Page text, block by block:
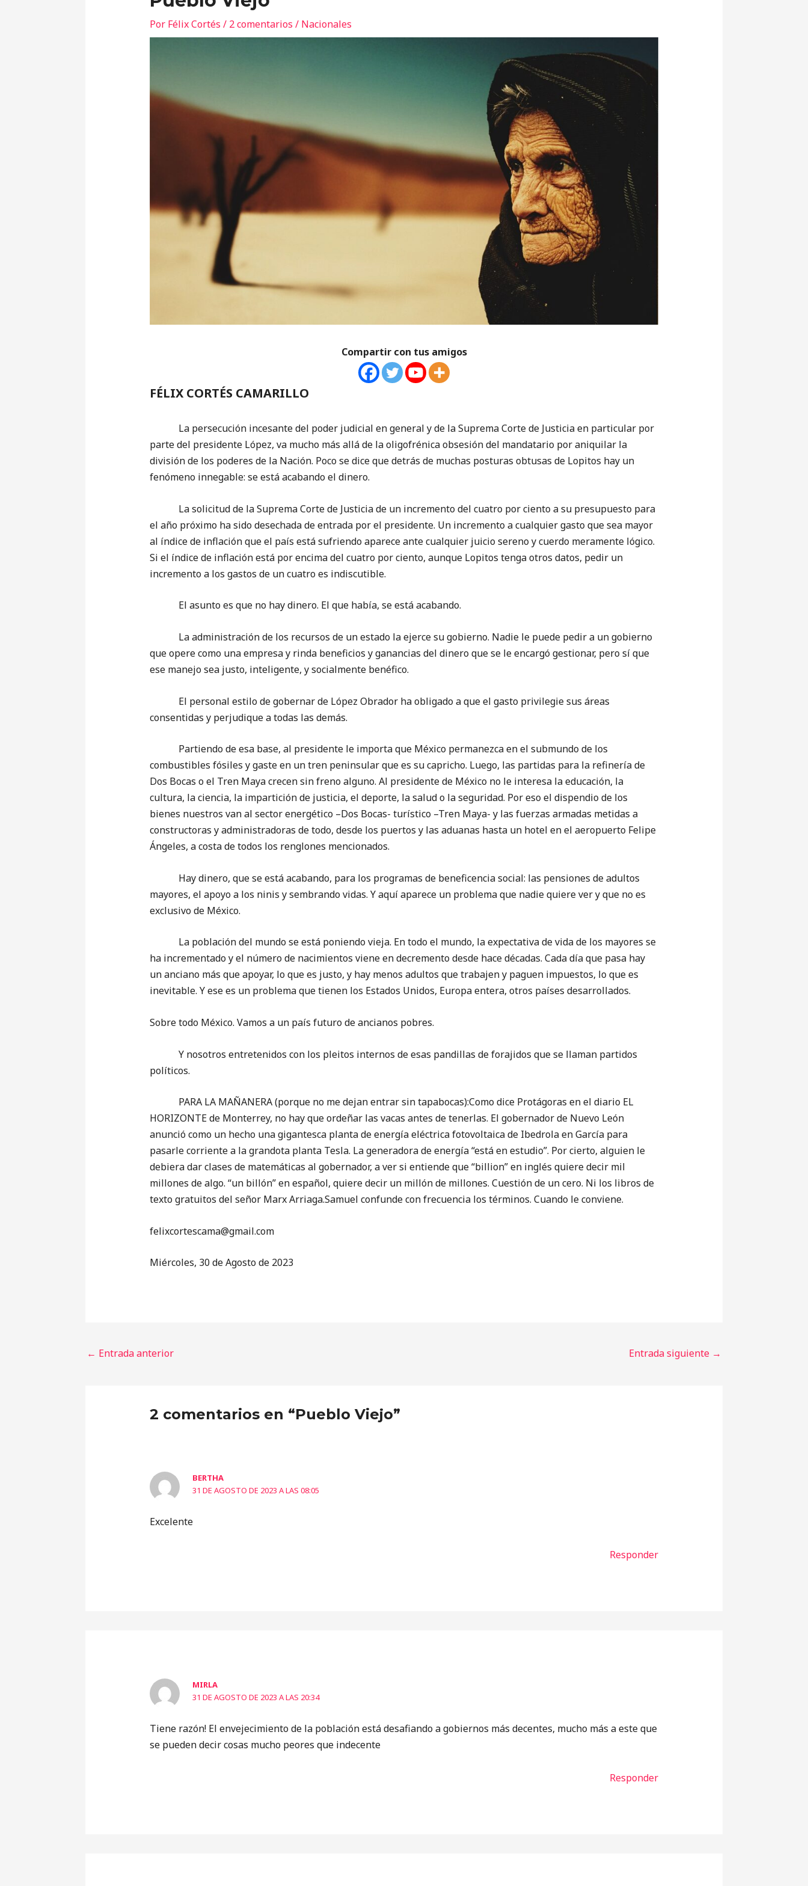
Por Félix Cortés / 2 comentarios / Nacionales
Compartir con tus amigos
FÉLIX CORTÉS CAMARILLO
La persecución incesante del poder judicial en general y de la Suprema Corte de Justicia en particular por
parte del presidente López, va mucho más allá de la oligofrénica obsesión del mandatario por aniquilar la
división de los poderes de la Nación. Poco se dice que detrás de muchas posturas obtusas de Lopitos hay un
fenómeno innegable: se está acabando el dinero.
La solicitud de la Suprema Corte de Justicia de un incremento del cuatro por ciento a su presupuesto para
el año próximo ha sido desechada de entrada por el presidente. Un incremento a cualquier gasto que sea mayor
al índice de inflación que el país está sufriendo aparece ante cualquier juicio sereno y cuerdo meramente lógico.
Si el índice de inflación está por encima del cuatro por ciento, aunque Lopitos tenga otros datos, pedir un
incremento a los gastos de un cuatro es indiscutible.
El asunto es que no hay dinero. El que había, se está acabando.
La administración de los recursos de un estado la ejerce su gobierno. Nadie le puede pedir a un gobierno
que opere como una empresa y rinda beneficios y ganancias del dinero que se le encargó gestionar, pero sí que
ese manejo sea justo, inteligente, y socialmente benéfico.
El personal estilo de gobernar de López Obrador ha obligado a que el gasto privilegie sus áreas
consentidas y perjudique a todas las demás.
Partiendo de esa base, al presidente le importa que México permanezca en el submundo de los
combustibles fósiles y gaste en un tren peninsular que es su capricho. Luego, las partidas para la refinería de
Dos Bocas o el Tren Maya crecen sin freno alguno. Al presidente de México no le interesa la educación, la
cultura, la ciencia, la impartición de justicia, el deporte, la salud o la seguridad. Por eso el dispendio de los
bienes nuestros van al sector energético –Dos Bocas- turístico –Tren Maya- y las fuerzas armadas metidas a
constructoras y administradoras de todo, desde los puertos y las aduanas hasta un hotel en el aeropuerto Felipe
Ángeles, a costa de todos los renglones mencionados.
Hay dinero, que se está acabando, para los programas de beneficencia social: las pensiones de adultos
mayores, el apoyo a los ninis y sembrando vidas. Y aquí aparece un problema que nadie quiere ver y que no es
exclusivo de México.
La población del mundo se está poniendo vieja. En todo el mundo, la expectativa de vida de los mayores se
ha incrementado y el número de nacimientos viene en decremento desde hace décadas. Cada día que pasa hay
un anciano más que apoyar, lo que es justo, y hay menos adultos que trabajen y paguen impuestos, lo que es
inevitable. Y ese es un problema que tienen los Estados Unidos, Europa entera, otros países desarrollados.
Sobre todo México. Vamos a un país futuro de ancianos pobres.
Y nosotros entretenidos con los pleitos internos de esas pandillas de forajidos que se llaman partidos
políticos.
PARA LA MAÑANERA (porque no me dejan entrar sin tapabocas):Como dice Protágoras en el diario EL
HORIZONTE de Monterrey, no hay que ordeñar las vacas antes de tenerlas. El gobernador de Nuevo León
anunció como un hecho una gigantesca planta de energía eléctrica fotovoltaica de Ibedrola en García para
pasarle corriente a la grandota planta Tesla. La generadora de energía “está en estudio”. Por cierto, alguien le
debiera dar clases de matemáticas al gobernador, a ver si entiende que “billion” en inglés quiere decir mil
millones de algo. “un billón” en español, quiere decir un millón de millones. Cuestión de un cero. Ni los libros de
texto gratuitos del señor Marx Arriaga.Samuel confunde con frecuencia los términos. Cuando le conviene.
‎felixcortescama@gmail.com
Miércoles, 30 de Agosto de 2023
← Entrada anterior Entrada siguiente →
2 comentarios en “Pueblo Viejo”
BERTHA
31 DE AGOSTO DE 2023 A LAS 08:05
Excelente
Responder
MIRLA
31 DE AGOSTO DE 2023 A LAS 20:34
Tiene razón! El envejecimiento de la población está desafiando a gobiernos más decentes, mucho más a este que
se pueden decir cosas mucho peores que indecente
Responder